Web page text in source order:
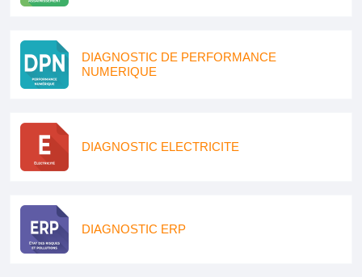
DIAGNOSTIC DE PERFORMANCE
NUMERIQUE
DIAGNOSTIC ELECTRICITE
DIAGNOSTIC ERP